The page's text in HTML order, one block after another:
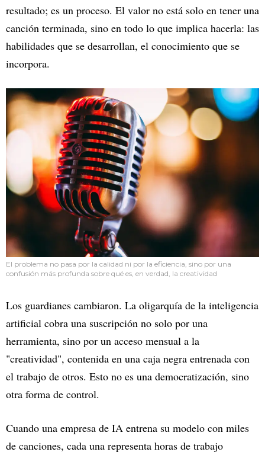
resultado; es un proceso. El valor no está solo en tener una
canción terminada, sino en todo lo que implica hacerla: las
habilidades que se desarrollan, el conocimiento que se
incorpora.
El problema no pasa por la calidad ni por la eficiencia, sino por una
confusión más profunda sobre qué es, en verdad, la creatividad
Los guardianes cambiaron. La oligarquía de la inteligencia
artificial cobra una suscripción no solo por una
herramienta, sino por un acceso mensual a la
"creatividad", contenida en una caja negra entrenada con
el trabajo de otros. Esto no es una democratización, sino
otra forma de control.
Cuando una empresa de IA entrena su modelo con miles
de canciones, cada una representa horas de trabajo